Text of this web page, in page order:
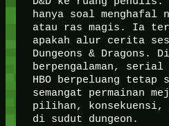
hanya soal menghafal
atau ras magis. Ia
apakah alur cerita
Dungeons & Dragons.
berpengalaman, serial
HBO berpeluang tetap
semangat permainan
pilihan, konsekuensi,
di sudut dungeon.